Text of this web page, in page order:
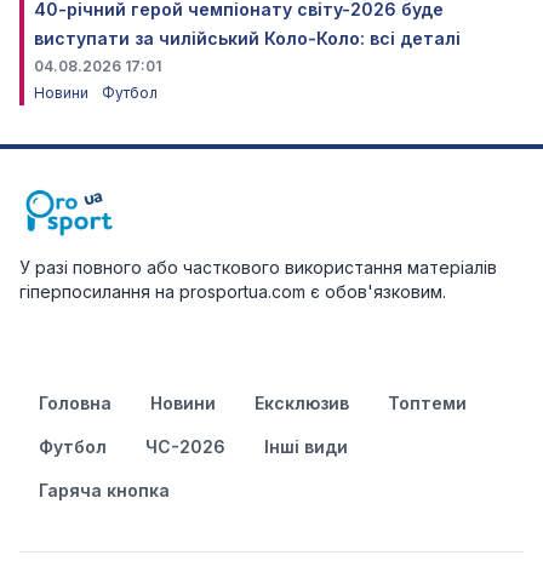
40-річний герой чемпіонату світу-2026 буде
виступати за чилійський Коло-Коло: всі деталі
04.08.2026 17:01
Новини
Футбол
У разі повного або часткового використання матеріалів
гіперпосилання на prosportua.com є обов'язковим.
Головна Новини Ексклюзив Топтеми
Футбол ЧС-2026 Інші види
Гаряча кнопка